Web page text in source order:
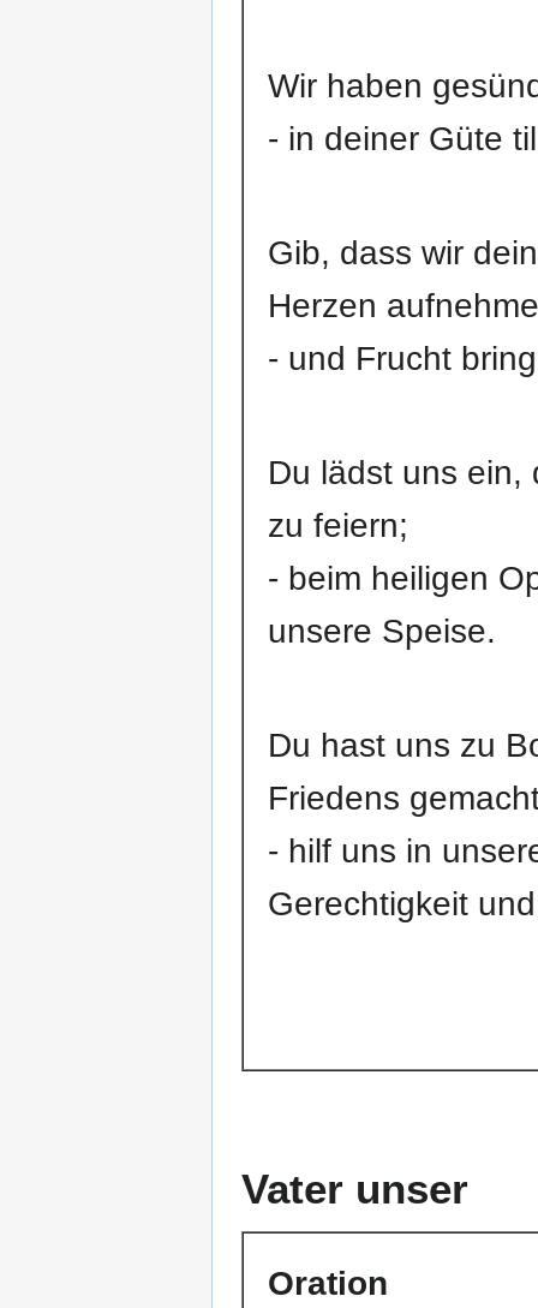
Wir haben
- in deiner Güte
Gib, dass wir
Herzen
- und Frucht
Du lädst uns ein,
zu feiern;
- beim heiligen
unsere Speise.
Du hast uns zu
Friedens
- hilf uns in
Gerechtigkeit
Vater unser
Oration